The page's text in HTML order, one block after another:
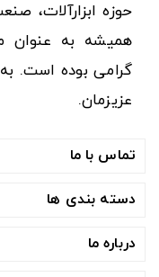
حوزه ابزارآلات،
همیشه به عنوان
گرامی بوده است.
عزیزمان.
تماس با ما
دسته بندی ها
درباره ما